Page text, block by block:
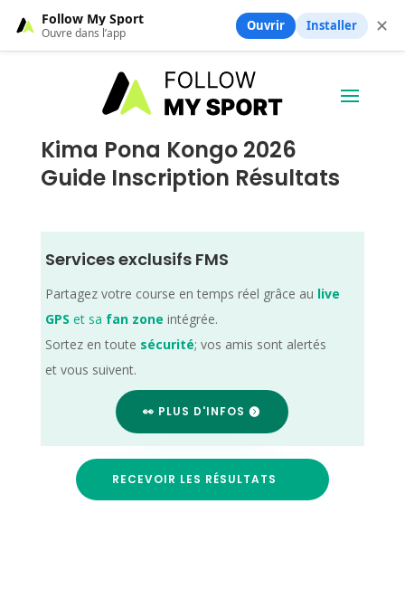
Kima Pona Kongo 2026
Guide Inscription Résultats
Services exclusifs FMS
Partagez votre course en temps réel grâce au live
GPS et sa fan zone intégrée.
Sortez en toute sécurité; vos amis sont alertés
et vous suivent.
👀 PLUS D'INFOS
RECEVOIR LES RÉSULTATS
Follow My Sport
Ouvre dans l’app Ouvrir Installer ✕